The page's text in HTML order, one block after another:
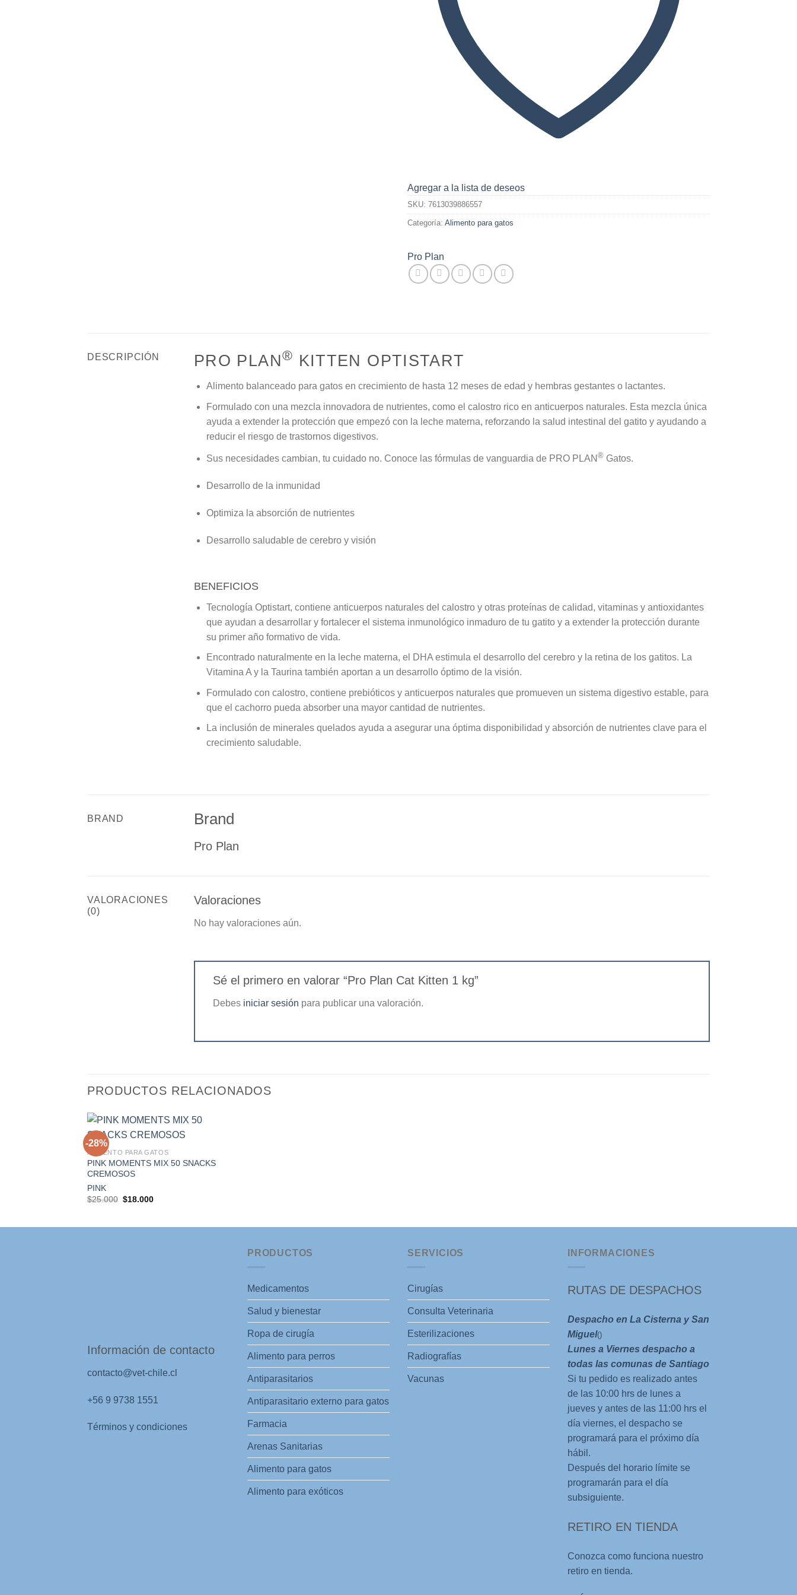
Agregar a la lista de deseos
SKU: 7613039886557
Categoría: Alimento para gatos
Pro Plan
DESCRIPCIÓN PRO PLAN® KITTEN OPTISTART
Alimento balanceado para gatos en crecimiento de hasta 12 meses de edad y hembras gestantes o lactantes.
Formulado con una mezcla innovadora de nutrientes, como el calostro rico en anticuerpos naturales. Esta mezcla única
ayuda a extender la protección que empezó con la leche materna, reforzando la salud intestinal del gatito y ayudando a
reducir el riesgo de trastornos digestivos.
Sus necesidades cambian, tu cuidado no. Conoce las fórmulas de vanguardia de PRO PLAN ®Gatos.
Desarrollo de la inmunidad
Optimiza la absorción de nutrientes
Desarrollo saludable de cerebro y visión
BENEFICIOS
Tecnología Optistart, contiene anticuerpos naturales del calostro y otras proteínas de calidad, vitaminas y antioxidantes
que ayudan a desarrollar y fortalecer el sistema inmunológico inmaduro de tu gatito y a extender la protección durante
su primer año formativo de vida.
Encontrado naturalmente en la leche materna, el DHA estimula el desarrollo del cerebro y la retina de los gatitos. La
Vitamina A y la Taurina también aportan a un desarrollo óptimo de la visión.
Formulado con calostro, contiene prebióticos y anticuerpos naturales que promueven un sistema digestivo estable, para
que el cachorro pueda absorber una mayor cantidad de nutrientes.
La inclusión de minerales quelados ayuda a asegurar una óptima disponibilidad y absorción de nutrientes clave para el
crecimiento saludable.
BRAND Brand
Pro Plan
VALORACIONES
(0)
Valoraciones
No hay valoraciones aún.
Sé el primero en valorar “Pro Plan Cat Kitten 1 kg”
Debes iniciar sesión para publicar una valoración.
PRODUCTOS RELACIONADOS
-28%
+
ALIMENTO PARA GATOS
PINK MOMENTS MIX 50 SNACKS
CREMOSOS
PINK
$25.000 El
$18.000El
Información de contacto
contacto@vet-chile.cl
+56 9 9738 1551
Términos y condiciones
PRODUCTOS
Medicamentos
Salud y bienestar
Ropa de cirugía
Alimento para perros
Antiparasitarios
Antiparasitario externo para gatos
Farmacia
Arenas Sanitarias
Alimento para gatos
Alimento para exóticos
SERVICIOS
Cirugías
Consulta Veterinaria
Esterilizaciones
Radiografías
Vacunas
INFORMACIONES
RUTAS DE DESPACHOS
Despacho en La Cisterna y San
Miguel()
Lunes a Viernes despacho a
todas las comunas de Santiago
Si tu pedido es realizado antes
de las 10:00 hrs de lunes a
jueves y antes de las 11:00 hrs el
día viernes, el despacho se
programará para el próximo día
hábil.
Después del horario límite se
programarán para el día
subsiguiente.
RETIRO EN TIENDA
Conozca como funciona nuestro
retiro en tienda.